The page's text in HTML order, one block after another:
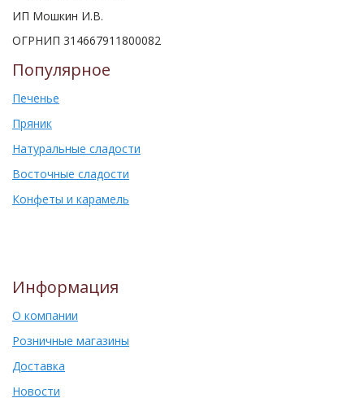
ИП Мошкин И.В.
ОГРНИП 314667911800082
Популярное
Печенье
Пряник
Натуральные сладости
Восточные сладости
Конфеты и карамель
Информация
О компании
Розничные магазины
Доставка
Новости